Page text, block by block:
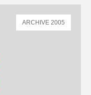
ARCHIVE 2005